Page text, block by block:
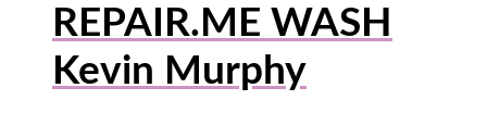
REPAIR.ME WASH
Kevin Murphy